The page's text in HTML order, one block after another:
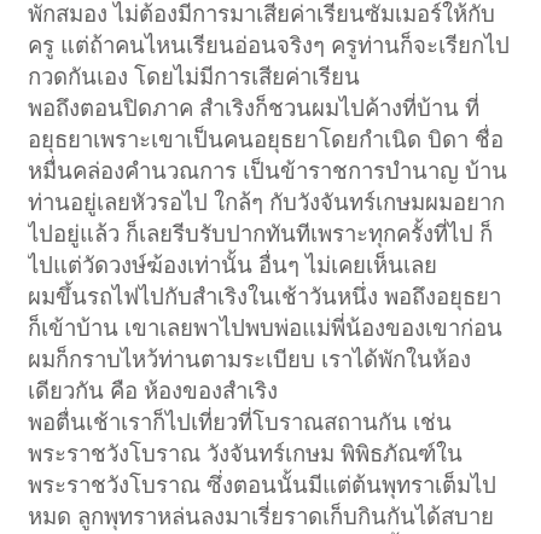
พักสมอง ไม่ต้องมีการมาเสียค่าเรียนซัมเมอร์ให้กับ
ครู แต่ถ้าคนไหนเรียนอ่อนจริงๆ ครูท่านก็จะเรียกไป
กวดกันเอง โดยไม่มีการเสียค่าเรียน
พอถึงตอนปิดภาค สำเริงก็ชวนผมไปค้างที่บ้าน ที่
อยุธยาเพราะเขาเป็นคนอยุธยาโดยกำเนิด บิดา ชื่อ
หมื่นคล่องคำนวณการ เป็นข้าราชการบำนาญ บ้าน
ท่านอยู่เลยหัวรอไป ใกล้ๆ กับวังจันทร์เกษมผมอยาก
ไปอยู่แล้ว ก็เลยรีบรับปากทันทีเพราะทุกครั้งที่ไป ก็
ไปแต่วัดวงษ์ฆ้องเท่านั้น อื่นๆ ไม่เคยเห็นเลย
ผมขึ้นรถไฟไปกับสำเริงในเช้าวันหนึ่ง พอถึงอยุธยา
ก็เข้าบ้าน เขาเลยพาไปพบพ่อแม่พี่น้องของเขาก่อน
ผมก็กราบไหว้ท่านตามระเบียบ เราได้พักในห้อง
เดียวกัน คือ ห้องของสำเริง
พอตื่นเช้าเราก็ไปเที่ยวที่โบราณสถานกัน เช่น
พระราชวังโบราณ วังจันทร์เกษม พิพิธภัณฑ์ใน
พระราชวังโบราณ ซึ่งตอนนั้นมีแต่ต้นพุทราเต็มไป
หมด ลูกพุทราหล่นลงมาเรี่ยราดเก็บกินกันได้สบาย